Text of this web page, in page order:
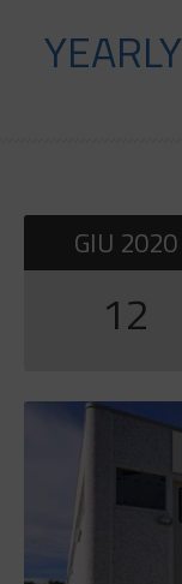
GIU 2020
12